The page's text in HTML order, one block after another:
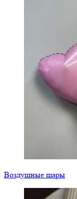
Воздушные шары